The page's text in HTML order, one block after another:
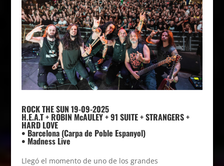
ROCK THE SUN 19-09-2025
H.E.A.T + ROBIN McAULEY + 91 SUITE + STRANGERS +
HARD LOVE
• Barcelona (Carpa de Poble Espanyol)
• Madness Live
Llegó el momento de uno de los grandes